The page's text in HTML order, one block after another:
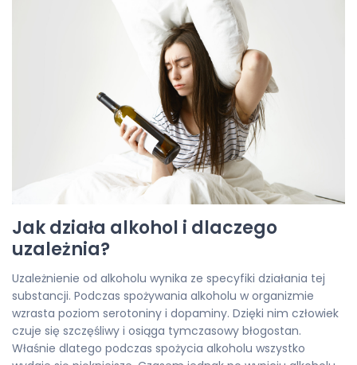
Jak działa alkohol i dlaczego
uzależnia?
Uzależnienie od alkoholu wynika ze specyfiki działania tej
substancji. Podczas spożywania alkoholu w organizmie
wzrasta poziom serotoniny i dopaminy. Dzięki nim człowiek
czuje się szczęśliwy i osiąga tymczasowy błogostan.
Właśnie dlatego podczas spożycia alkoholu wszystko